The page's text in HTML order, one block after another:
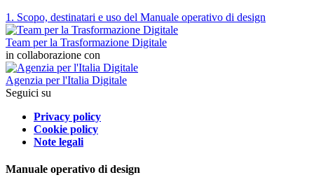
1. Scopo, destinatari e uso del Manuale operativo di design
Team per la Trasformazione Digitale
in collaborazione con
Agenzia per l'Italia Digitale
Seguici su
Privacy policy
Cookie policy
Note legali
Manuale operativo di design